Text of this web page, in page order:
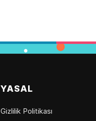
YASAL
Gizlilik Politikası